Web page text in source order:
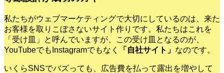
私たちがウェブマーケティングで大切にしているのは、来た
お客様を取りこぼさないサイト作りです。私たちはこれを
「受け皿」と呼んでいますが、この受け皿となるのが、
YouTubeでもInstagramでもなく
「自社サイト」 なのです。
いくらSNSでバズっても、広告費を払って露出を増やして